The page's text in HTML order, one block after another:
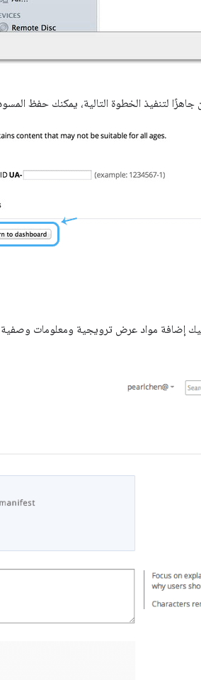
جاهزًا لتنفيذ الخطوة التالية، يمكنك حفظ
إضافة مواد عرض ترويجية ومعلومات